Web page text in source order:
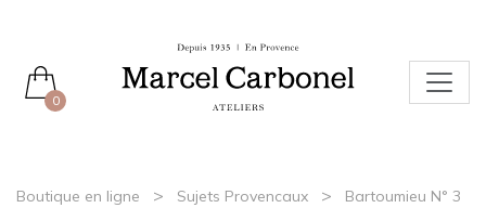
0
Boutique en ligne > Sujets Provencaux > Bartoumieu N° 3